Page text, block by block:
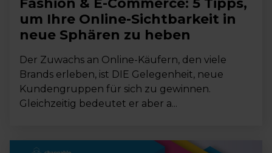
Fashion & E-Commerce: 5 Tipps,
um Ihre Online-Sichtbarkeit in
neue Sphären zu heben
Der Zuwachs an Online-Käufern, den viele
Brands erleben, ist DIE Gelegenheit, neue
Kundengruppen für sich zu gewinnen.
Gleichzeitig bedeutet er aber a...